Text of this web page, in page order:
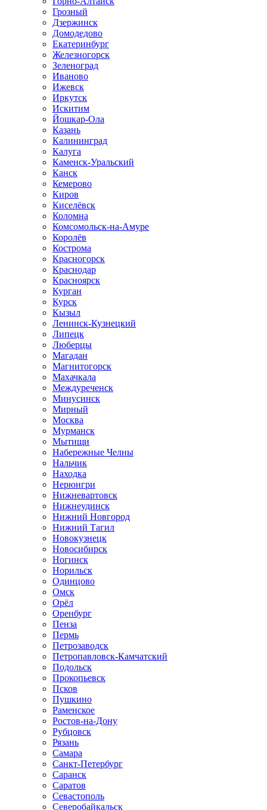
Грозный
Дзержинск
Домодедово
Екатеринбург
Железногорск
Зеленоград
Иваново
Ижевск
Иркутск
Искитим
Йошкар-Ола
Казань
Калининград
Калуга
Каменск-Уральский
Канск
Кемерово
Киров
Киселёвск
Коломна
Комсомольск-на-Амуре
Королёв
Кострома
Красногорск
Краснодар
Красноярск
Курган
Курск
Кызыл
Ленинск-Кузнецкий
Липецк
Люберцы
Магадан
Магнитогорск
Махачкала
Междуреченск
Минусинск
Мирный
Москва
Мурманск
Мытищи
Набережные Челны
Нальчик
Находка
Нерюнгри
Нижневартовск
Нижнеудинск
Нижний Новгород
Нижний Тагил
Новокузнецк
Новосибирск
Ногинск
Норильск
Одинцово
Омск
Орёл
Оренбург
Пенза
Пермь
Петрозаводск
Петропавловск-Камчатский
Подольск
Прокопьевск
Псков
Пушкино
Раменское
Ростов-на-Дону
Рубцовск
Рязань
Самара
Санкт-Петербург
Саранск
Саратов
Севастополь
Северобайкальск